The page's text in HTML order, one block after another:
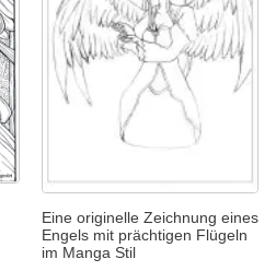
Eine originelle Zeichnung eines
Engels mit prächtigen Flügeln
im Manga Stil